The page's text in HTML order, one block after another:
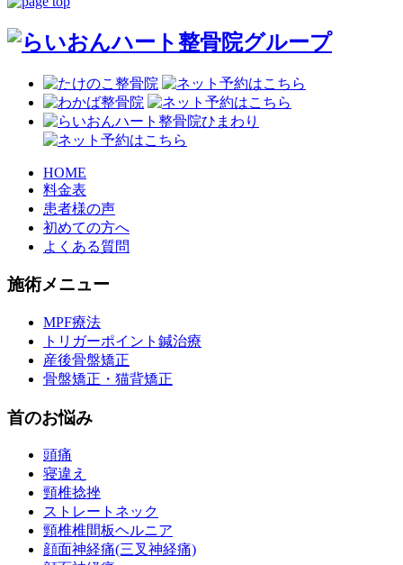
HOME
料金表
患者様の声
初めての方へ
よくある質問
施術メニュー
MPF療法
トリガーポイント鍼治療
産後骨盤矯正
骨盤矯正・猫背矯正
首のお悩み
頭痛
寝違え
頸椎捻挫
ストレートネック
頸椎椎間板ヘルニア
顔面神経痛(三叉神経痛)